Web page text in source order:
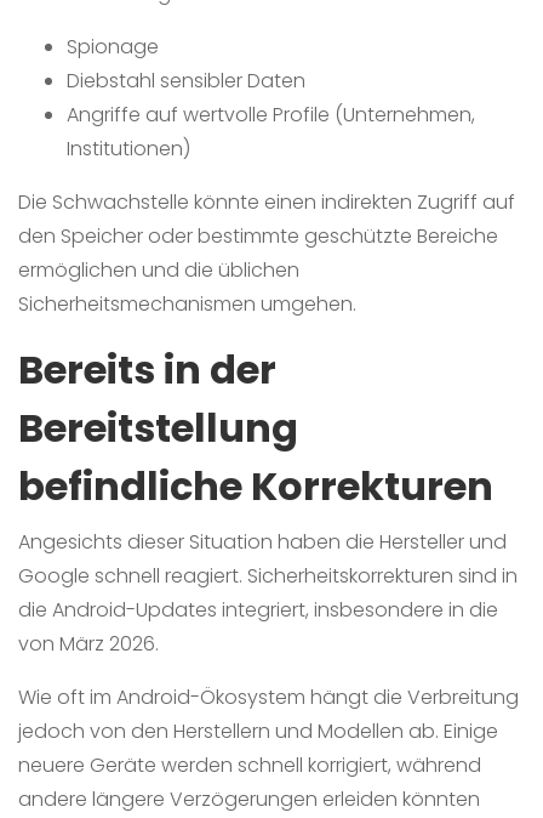
Spionage
Diebstahl sensibler Daten
Angriffe auf wertvolle Profile (Unternehmen,
Institutionen)
Die Schwachstelle könnte einen indirekten Zugriff auf
den Speicher oder bestimmte geschützte Bereiche
ermöglichen und die üblichen
Sicherheitsmechanismen umgehen.
Bereits in der
Bereitstellung
befindliche Korrekturen
Angesichts dieser Situation haben die Hersteller und
Google schnell reagiert. Sicherheitskorrekturen sind in
die Android-Updates integriert, insbesondere in die
von März 2026.
Wie oft im Android-Ökosystem hängt die Verbreitung
jedoch von den Herstellern und Modellen ab. Einige
neuere Geräte werden schnell korrigiert, während
andere längere Verzögerungen erleiden könnten